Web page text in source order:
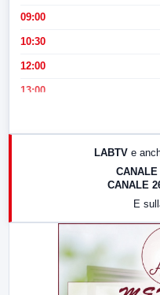
09:00
10:30
12:00
13:00
LABTV e
CANALE
CANALE
E